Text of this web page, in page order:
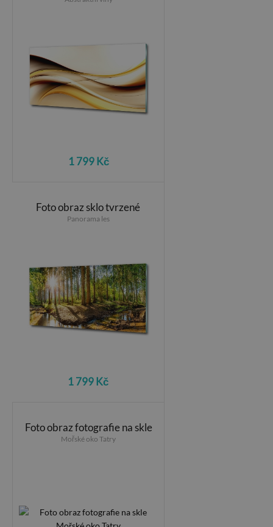
1 799 Kč
Foto obraz sklo tvrzené
Panorama les
1 799 Kč
Foto obraz fotografie na skle
Mořské oko Tatry